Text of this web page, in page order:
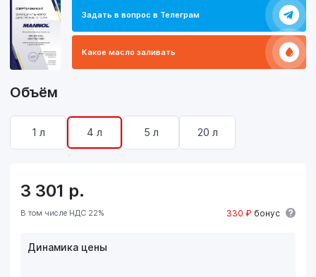
Задать в вопрос в Телеграм
Какое масло заливать
Объём
1 л 4 л 5 л 20 л
3 301 р.
В том числе НДС 22% 330 ₽ бонус
Динамика цены